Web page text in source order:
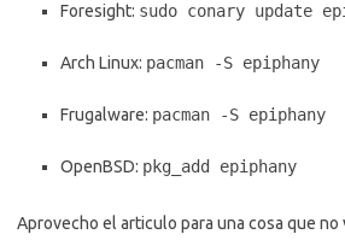
Foresight: sudo conary update
Arch Linux: pacman -S epiphany
Frugalware: pacman -S epiphany
OpenBSD: pkg_add epiphany
Aprovecho el articulo para una cosa que no